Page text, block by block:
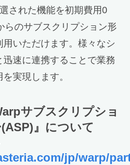
された機能を初期費用0
らのサブスクリプション形
いただけます。様々なシ
迅速に連携することで業務
実現します。
サブスクリプショ
』について
jp/warp/